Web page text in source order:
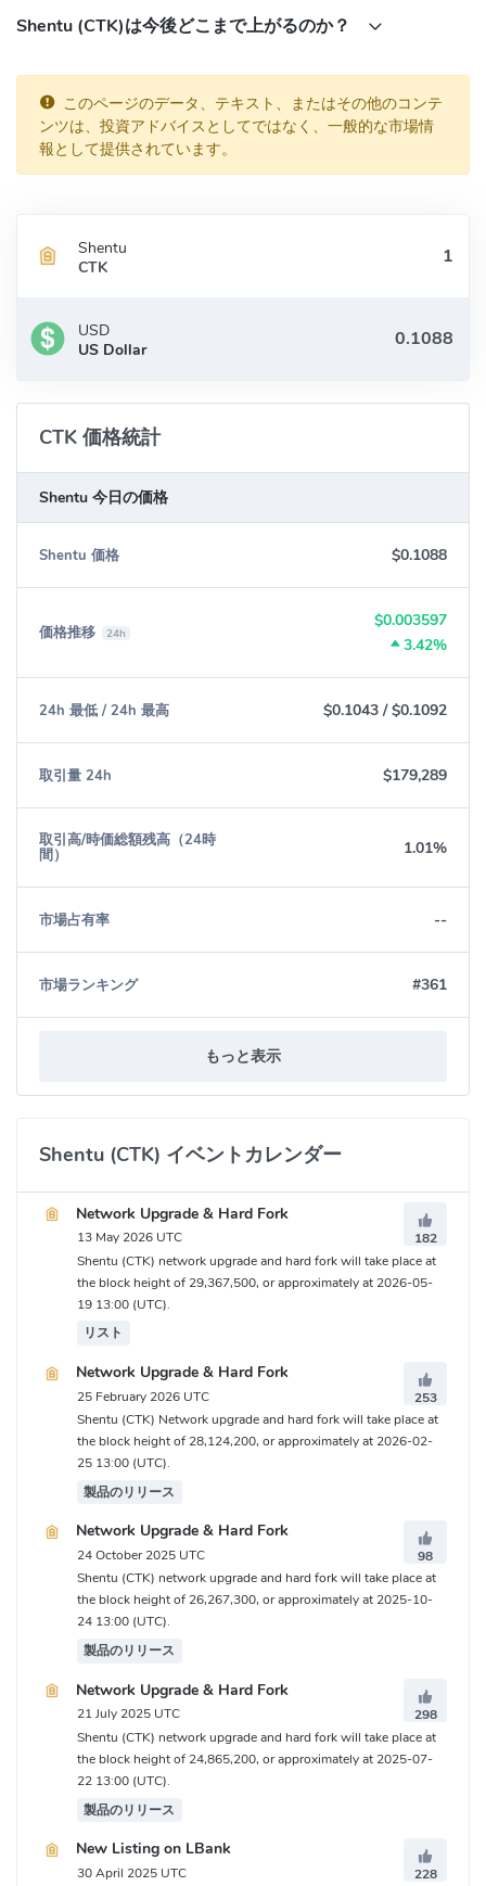
Shentu (CTK)は今後どこまで上がるのか？
このページのデータ、テキスト、またはその他のコンテ
ンツは、投資アドバイスとしてではなく、一般的な市場情
報として提供されています。
Shentu
CTK
USD
US Dollar
CTK 価格統計
Shentu 今日の価格
Shentu 価格 $0.1088
価格推移 24h
$0.003597
3.42%
24h 最低 / 24h 最高 $0.1043 /$0.1092
取引量 24h $179,289
取引高/時価総額残高（24時
間） 1.01%
市場占有率 --
市場ランキング #361
もっと表示
Shentu (CTK) イベントカレンダー
Network Upgrade & Hard Fork
13 May 2026 UTC
182
Shentu (CTK) network upgrade and hard fork will take place at
the block height of 29,367,500, or approximately at 2026-05-
19 13:00 (UTC).
リスト
Network Upgrade & Hard Fork
25 February 2026 UTC
253
Shentu (CTK) Network upgrade and hard fork will take place at
the block height of 28,124,200, or approximately at 2026-02-
25 13:00 (UTC).
製品のリリース
Network Upgrade & Hard Fork
24 October 2025 UTC
98
Shentu (CTK) network upgrade and hard fork will take place at
the block height of 26,267,300, or approximately at 2025-10-
24 13:00 (UTC).
製品のリリース
Network Upgrade & Hard Fork
21 July 2025 UTC
298
Shentu (CTK) network upgrade and hard fork will take place at
the block height of 24,865,200, or approximately at 2025-07-
22 13:00 (UTC).
製品のリリース
New Listing on LBank
30 April 2025 UTC
228